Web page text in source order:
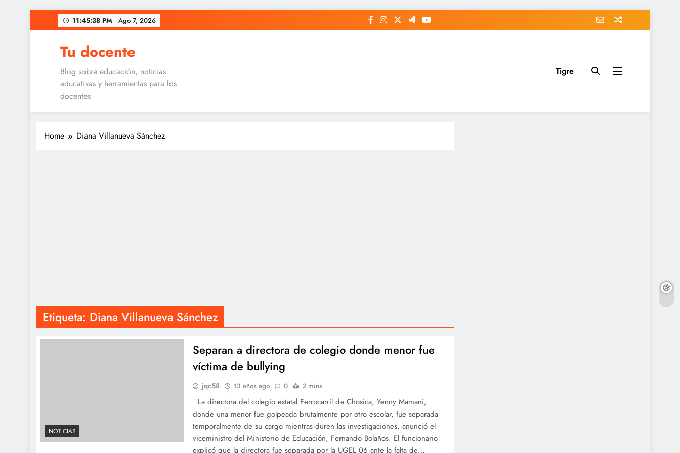
to
11:45:38 PM Ago 7, 2026
Tu docente
Blog sobre educación, noticias
educativas y herramientas para los
docentes
Tigre
Home Diana Villanueva Sánchez
Etiqueta: Diana Villanueva Sánchez
NOTICIAS
Separan a directora de colegio donde menor fue
víctima de bullying
jqc58 13 años ago 0 2 mins
La directora del colegio estatal Ferrocarril de Chosica, Yenny Mamani,
donde una menor fue golpeada brutalmente por otro escolar, fue separada
temporalmente de su cargo mientras duren las investigaciones, anunció el
viceministro del Ministerio de Educación, Fernando Bolaños. El funcionario
explicó que la directora fue separada por la UGEL 06 ante la falta de…